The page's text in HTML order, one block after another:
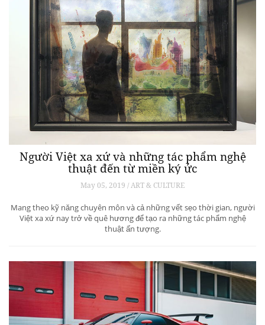
Người Việt xa xứ và những tác phẩm nghệ
thuật đến từ miền ký ức
May 05, 2019 / ART & CULTURE
Mang theo kỹ năng chuyên môn và cả những vết sẹo thời gian, người
Việt xa xứ nay trở về quê hương để tạo ra những tác phẩm nghệ
thuật ấn tượng.